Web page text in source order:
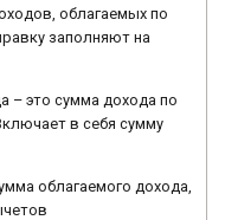
облагаемых по
заполняют на
– это сумма дохода по
в себя сумму
облагаемого дохода,